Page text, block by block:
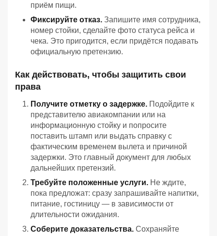
приём пищи.
Фиксируйте отказ. Запишите имя сотрудника,
номер стойки, сделайте фото статуса рейса и
чека. Это пригодится, если придётся подавать
официальную претензию.
Как действовать, чтобы защитить свои
права
Получите отметку о задержке. Подойдите к
представителю авиакомпании или на
информационную стойку и попросите
поставить штамп или выдать справку с
фактическим временем вылета и причиной
задержки. Это главный документ для любых
дальнейших претензий.
Требуйте положенные услуги. Не ждите,
пока предложат: сразу запрашивайте напитки,
питание, гостиницу — в зависимости от
длительности ожидания.
Соберите доказательства. Сохраняйте